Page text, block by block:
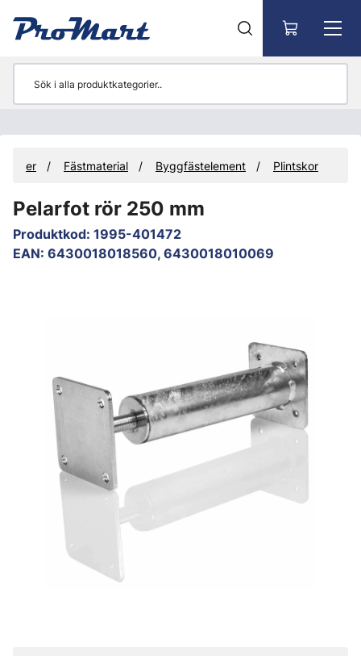
Fästmaterial Byggfästelement Plintskor
Pelarfot rör 250 mm
Produktkod: 1995-401472
EAN: 6430018018560, 6430018010069